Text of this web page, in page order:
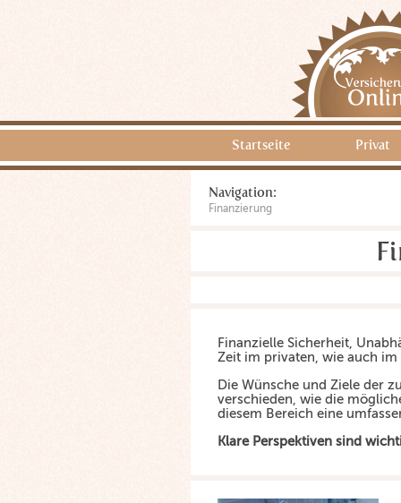
Startseite Privat
Navigation:
Finanzierung
Finanzielle Sicherheit,
Zeit im privaten, wie auch
Die Wünsche und Ziele der
verschieden, wie die
diesem Bereich eine
Klare Perspektiven sind